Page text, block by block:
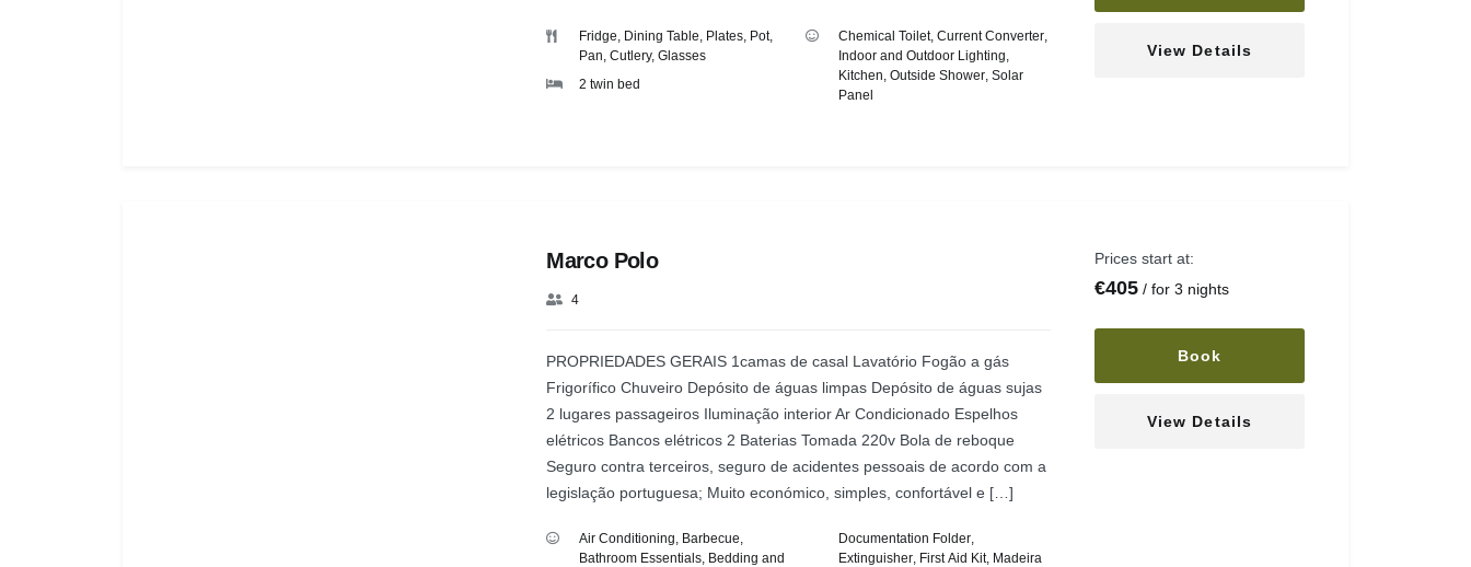
Fridge, Dining Table, Plates, Pot,
Pan, Cutlery, Glasses
2 twin bed
Chemical Toilet, Current Converter,
Indoor and Outdoor Lighting,
Kitchen, Outside Shower, Solar
Panel
View Details
Marco Polo
4
PROPRIEDADES GERAIS 1camas de casal Lavatório Fogão a gás
Frigorífico Chuveiro Depósito de águas limpas Depósito de águas sujas
2 lugares passageiros Iluminação interior Ar Condicionado Espelhos
elétricos Bancos elétricos 2 Baterias Tomada 220v Bola de reboque
Seguro contra terceiros, seguro de acidentes pessoais de acordo com a
legislação portuguesa; Muito económico, simples, confortável e […]
Air Conditioning, Barbecue,
Bathroom Essentials, Bedding and
Documentation Folder,
Extinguisher, First Aid Kit, Madeira
Prices start at:
€405 for 3 nights
Book
View Details